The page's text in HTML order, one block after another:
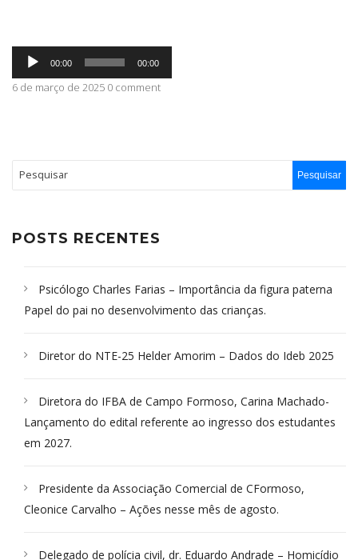
CONTATO
Tocador
áudio
00:00 00:00
6 de março de 2025 0 comment
POSTS RECENTES
Psicólogo Charles Farias – Importância da figura paterna
Papel do pai no desenvolvimento das crianças.
Diretor do NTE-25 Helder Amorim – Dados do Ideb 2025
Diretora do IFBA de Campo Formoso, Carina Machado-
Lançamento do edital referente ao ingresso dos estudantes
em 2027.
Presidente da Associação Comercial de CFormoso,
Cleonice Carvalho – Ações nesse mês de agosto.
Delegado de polícia civil, dr. Eduardo Andrade – Homicídio